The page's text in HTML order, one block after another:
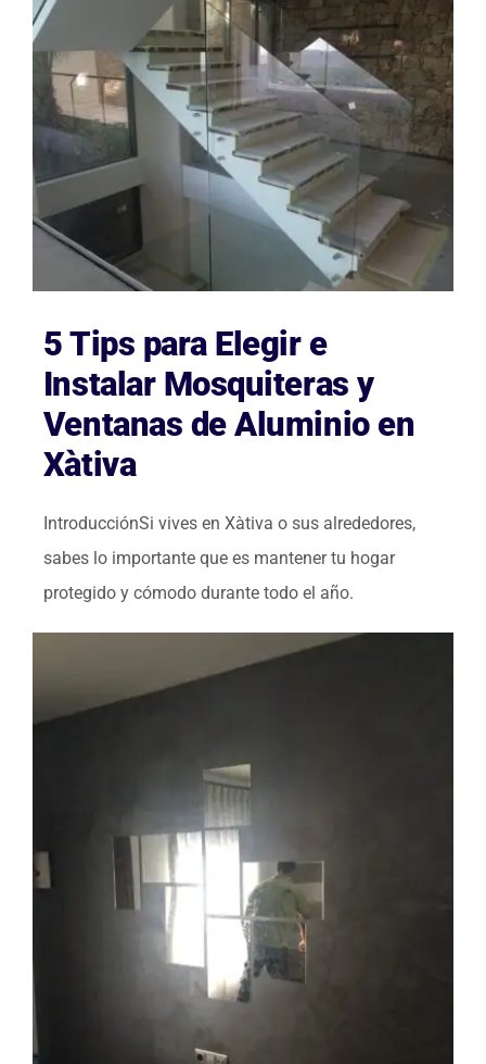
5 Tips para Elegir e
Instalar Mosquiteras y
Ventanas de Aluminio en
Xàtiva
IntroducciónSi vives en Xàtiva o sus alrededores,
sabes lo importante que es mantener tu hogar
protegido y cómodo durante todo el año.